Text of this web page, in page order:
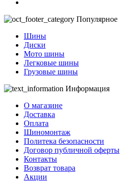
Популярное
Шины
Диски
Мото шины
Легковые шины
Грузовые шины
Информация
О магазине
Доставка
Оплата
Шиномонтаж
Политека безопасности
Договор публичной оферты
Контакты
Возврат товара
Акции